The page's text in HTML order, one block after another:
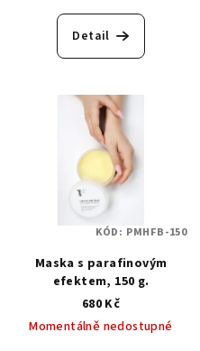
Detail
Maska s parafinovým
efektem, 150 g.
680 Kč
Momentálně nedostupné
KÓD: PMHFB-150